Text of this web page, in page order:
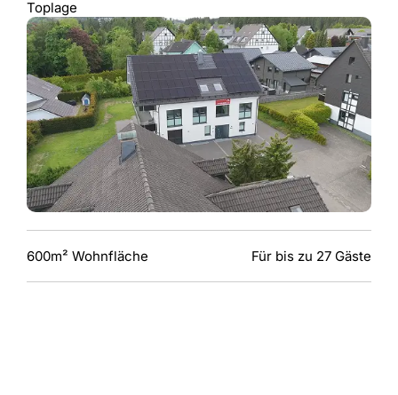
Toplage
600m² Wohnfläche Für bis zu 27 Gäste